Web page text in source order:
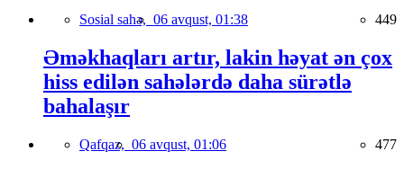
Sosial sahə, 06 avqust, 01:38 449
Əməkhaqları artır, lakin həyat ən çox
hiss edilən sahələrdə daha sürətlə
bahalaşır
Qafqaz, 06 avqust, 01:06 477